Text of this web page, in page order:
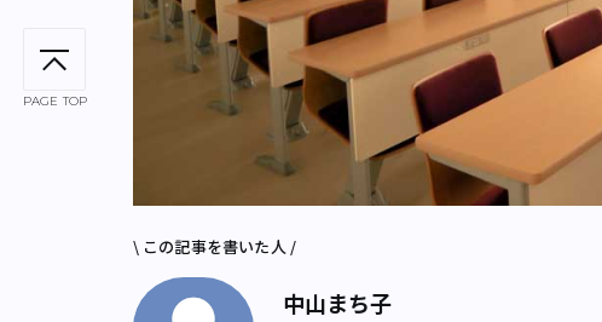
PAGE TOP
\ この記事を書いた人 /
中山まち子